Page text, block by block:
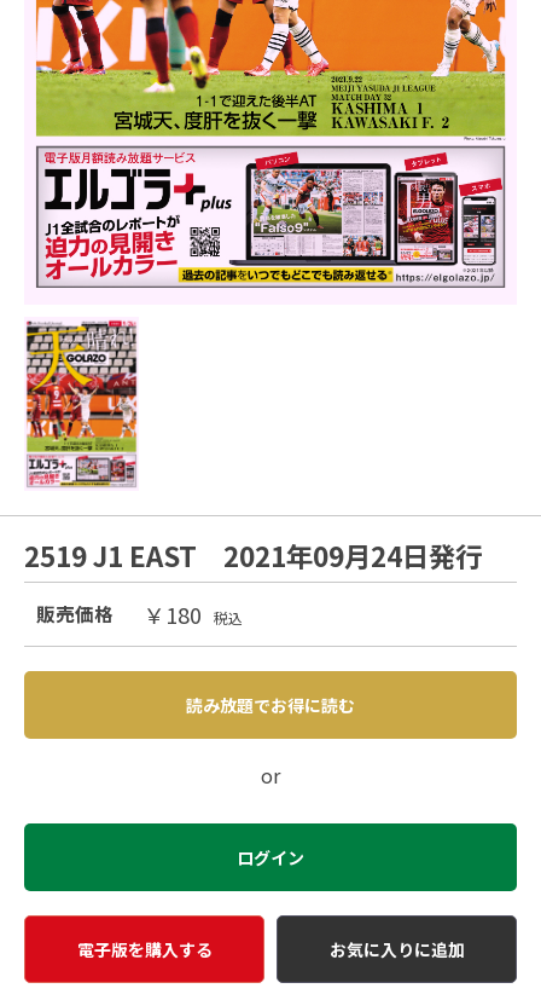
2519 J1 EAST 2021年09月24日発行
販売価格 ￥180 税込
読み放題でお得に読む
or
ログイン
電子版を購入する お気に入りに追加